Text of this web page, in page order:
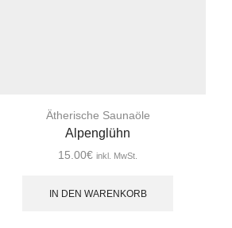
Ätherische Saunaöle
Alpenglühn
15.00€ inkl. MwSt.
IN DEN WARENKORB